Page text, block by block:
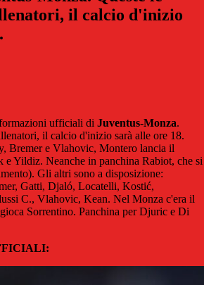
il calcio d'inizio
ufficiali di Juventus-Monza.
il calcio d'inizio sarà alle ore 18.
Bremer e Vlahovic, Montero lancia il
e Yildiz. Neanche in panchina Rabiot, che si
Gli altri sono a disposizione:
Gatti, Djaló, Locatelli, Kostić,
C., Vlahovic, Kean. Nel Monza c'era il
Sorrentino. Panchina per Djuric e Di